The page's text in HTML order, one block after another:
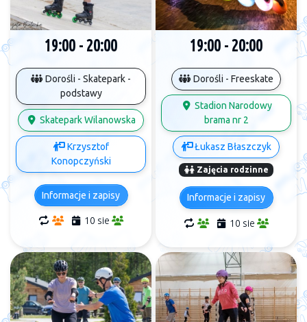
19:00 - 20:00
Dorośli - Skatepark -
podstawy
Skatepark Wilanowska
Krzysztof
Konopczyński
Informacje i zapisy
10 sie
19:00 - 20:00
Dorośli - Freeskate
Stadion Narodowy
brama nr 2
Łukasz Błaszczyk
Zajęcia rodzinne
Informacje i zapisy
10 sie